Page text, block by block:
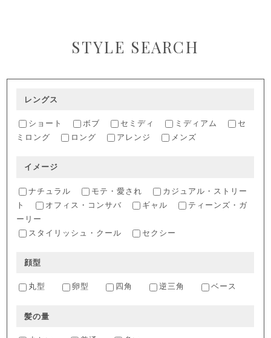
STYLE SEARCH
レングス
ショート ボブ セミディ ミディアム
セ
ミロング
ロング アレンジ メンズ
イメージ
ナチュラル モテ・愛され
カジュアル・ストリー
ト
オフィス・コンサバ ギャル
ティーンズ・ガ
ーリー
スタイリッシュ・クール
セクシー
顔型
丸型 卵型 四角 逆三角 ベース
髪の量